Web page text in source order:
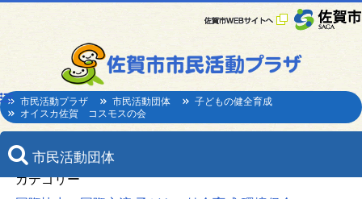
市民活動プラザ 市民活動団体
子どもの健全育成
オイスカ佐賀 コスモスの会
市民活動団体
オイスカ佐賀 コスモスの会
カテゴリー